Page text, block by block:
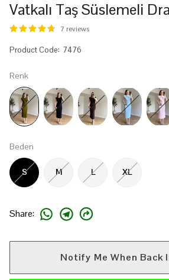
Vatkalı Taş Süslemeli
7 reviews
Product Code: 7476
Renk
Beden
S M L XL
Share:
Notify Me When Back